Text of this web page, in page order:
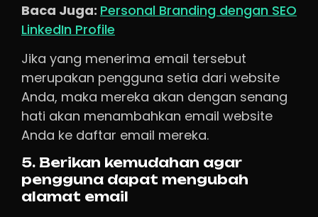
Baca Juga: Personal Branding dengan SEO
LinkedIn Profile
Jika yang menerima email tersebut
merupakan pengguna setia dari website
Anda, maka mereka akan dengan senang
hati akan menambahkan email website
Anda ke daftar email mereka.
5. Berikan kemudahan agar
pengguna dapat mengubah
alamat email